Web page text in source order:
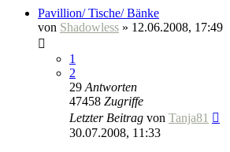
Pavillion/ Tische/ Bänke
von Shadowless » 12.06.2008, 17:49
1
2
29 Antworten
47458 Zugriffe
Letzter Beitrag von Tanja81
30.07.2008, 11:33